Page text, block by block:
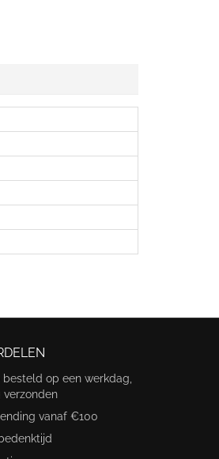
besteld op een werkdag,
vanaf €100